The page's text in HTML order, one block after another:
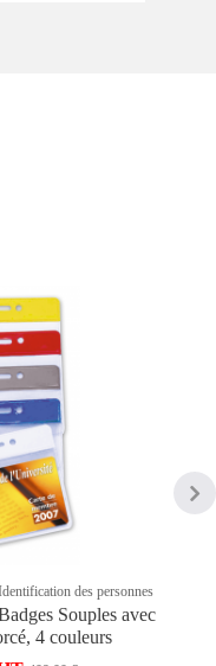
des personnes
Souples avec
4 couleurs